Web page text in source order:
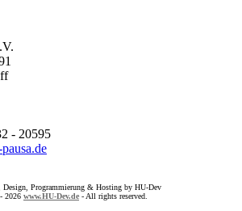
- 20595
Design, Programmierung & Hosting by HU-Dev
2026 www.HU-Dev.de - All rights reserved.